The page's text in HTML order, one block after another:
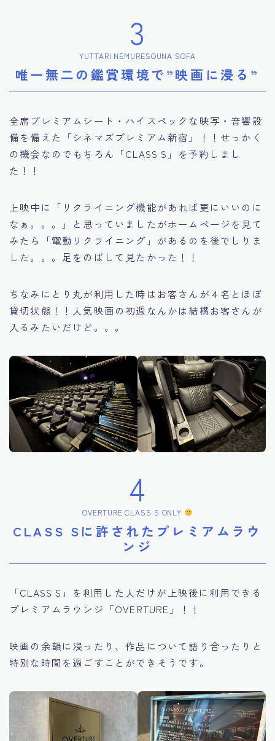
3
YUTTARI NEMURESOUNA SOFA
唯一無二の鑑賞環境で”映画に浸る”
全席プレミアムシート・ハイスペックな映写・音響設
備を備えた「シネマズプレミアム新宿」！！せっかく
の機会なのでもちろん「CLASS S」を予約しまし
た！！
上映中に「リクライニング機能があれば更にいいのに
なぁ。。。」と思っていましたがホームページを見て
みたら「電動リクライニング」があるのを後でしりま
した。。。足をのばして見たかった！！
ちなみにとり丸が利用した時はお客さんが４名とほぼ
貸切状態！！人気映画の初週なんかは結構お客さんが
入るみたいだけど。。。
4
OVERTURE CLASS S ONLY
CLASS Sに許されたプレミアムラウ
ンジ
「CLASS S」を利用した人だけが上映後に利用できる
プレミアムラウンジ「OVERTURE」！！
映画の余韻に浸ったり、作品について語り合ったりと
特別な時間を過ごすことができそうです。